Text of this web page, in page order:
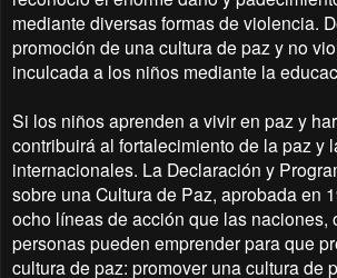
mediante diversas formas de violencia.
promoción de una cultura de paz y no
inculcada a los niños mediante la
Si los niños aprenden a vivir en paz y
contribuirá al fortalecimiento de la paz y
internacionales. La Declaración y
sobre una Cultura de Paz, aprobada en
ocho líneas de acción que las naciones,
personas pueden emprender para que
cultura de paz: promover una cultura de